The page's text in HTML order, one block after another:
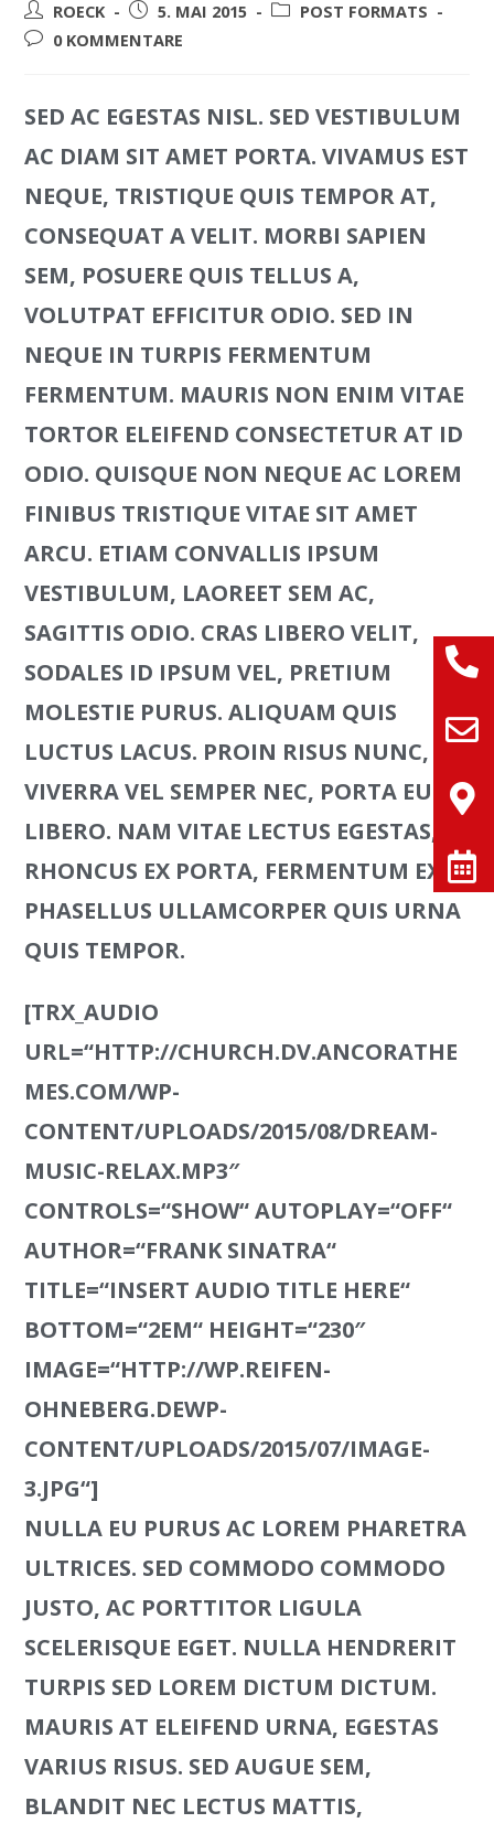
ROECK 5. MAI 2015
POST FORMATS
0 KOMMENTARE
SED AC EGESTAS NISL. SED VESTIBULUM
AC DIAM SIT AMET PORTA. VIVAMUS EST
NEQUE, TRISTIQUE QUIS TEMPOR AT,
CONSEQUAT A VELIT. MORBI SAPIEN
SEM, POSUERE QUIS TELLUS A,
VOLUTPAT EFFICITUR ODIO. SED IN
NEQUE IN TURPIS FERMENTUM
FERMENTUM. MAURIS NON ENIM VITAE
TORTOR ELEIFEND CONSECTETUR AT ID
ODIO. QUISQUE NON NEQUE AC LOREM
FINIBUS TRISTIQUE VITAE SIT AMET
ARCU. ETIAM CONVALLIS IPSUM
VESTIBULUM, LAOREET SEM AC,
SAGITTIS ODIO. CRAS LIBERO VELIT,
SODALES ID IPSUM VEL, PRETIUM
MOLESTIE PURUS. ALIQUAM QUIS
LUCTUS LACUS. PROIN RISUS NUNC,
VIVERRA VEL SEMPER NEC, PORTA EU
LIBERO. NAM VITAE LECTUS EGESTAS,
RHONCUS EX PORTA, FERMENTUM EX.
PHASELLUS ULLAMCORPER QUIS URNA
QUIS TEMPOR.
[TRX_AUDIO
URL=“HTTP://CHURCH.DV.ANCORATHE
MES.COM/WP-
CONTENT/UPLOADS/2015/08/DREAM-
MUSIC-RELAX.MP3″
CONTROLS=“SHOW“ AUTOPLAY=“OFF“
AUTHOR=“FRANK SINATRA“
TITLE=“INSERT AUDIO TITLE HERE“
BOTTOM=“2EM“ HEIGHT=“230″
IMAGE=“HTTP://WP.REIFEN-
OHNEBERG.DEWP-
CONTENT/UPLOADS/2015/07/IMAGE-
3.JPG“]
NULLA EU PURUS AC LOREM PHARETRA
ULTRICES. SED COMMODO COMMODO
JUSTO, AC PORTTITOR LIGULA
SCELERISQUE EGET. NULLA HENDRERIT
TURPIS SED LOREM DICTUM DICTUM.
MAURIS AT ELEIFEND URNA, EGESTAS
VARIUS RISUS. SED AUGUE SEM,
BLANDIT NEC LECTUS MATTIS,